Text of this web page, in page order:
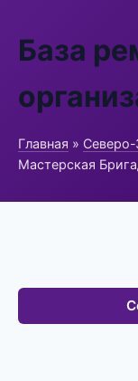
База
Главная »
Мастерская